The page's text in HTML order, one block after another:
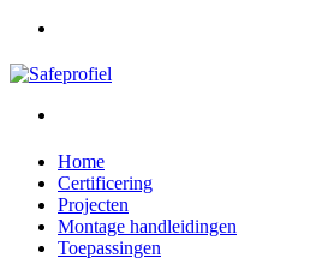
Home
Certificering
Projecten
Montage handleidingen
Toepassingen